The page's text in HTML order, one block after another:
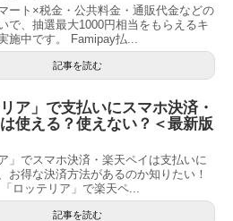
ート×税金・公共料金・通販代金などの
で、抽選最大1000円相当をもらえるキ
施中です。 Famipay払...
記事を読む
リア」で支払いにスマホ決済・
使える？使えない？＜最新版
」でスマホ決済・楽天ペイは支払いに
お得な決済方法があるのか知りたい！
ロッテリア」で楽天ペ...
記事を読む